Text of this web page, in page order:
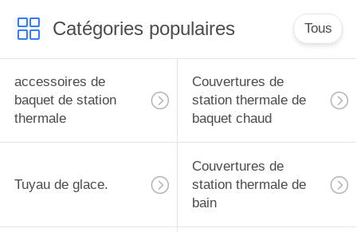
Catégories populaires Tous
accessoires de
baquet de station
thermale
Couvertures de
station thermale de
baquet chaud
Tuyau de glace.
Couvertures de
station thermale de
bain